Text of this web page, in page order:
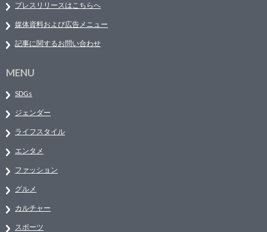
プレスリリースはこちらへ
媒体資料および広告メニュー
記事に関するお問い合わせ
MENU
SDGs
ジェンダー
ライフスタイル
エンタメ
ファッション
グルメ
カルチャー
スポーツ